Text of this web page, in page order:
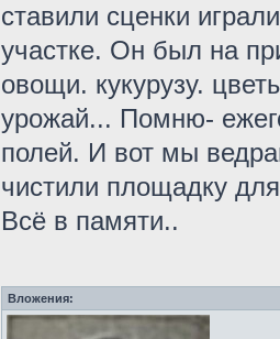
ставили сценки
участке. Он был на
овощи. кукурузу.
урожай... Помню-
полей. И вот мы
чистили площадку
Всё в памяти..
Вложения: